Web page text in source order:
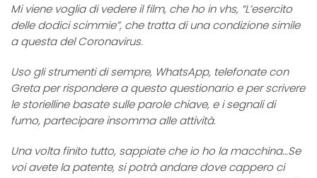
Mi viene voglia di vedere il film, che ho in vhs, “L’esercito
delle dodici scimmie”, che tratta di una condizione simile
a questa del Coronavirus.
Uso gli strumenti di sempre, WhatsApp, telefonate con
Greta per rispondere a questo questionario e per scrivere
le storielline basate sulle parole chiave, e i segnali di
fumo, partecipare insomma alle attività.
Una volta finito tutto, sappiate che io ho la macchina…Se
voi avete la patente, si potrà andare dove cappero ci